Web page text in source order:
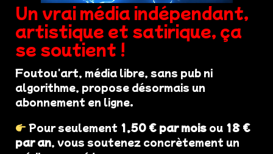
Un vrai média indépendant,
artistique et satirique, ça
se soutient !
Foutou'art, média libre, sans pub ni
algorithme, propose désormais un
abonnement en ligne.
Pour seulement 1,50 € par mois ou 18 €
par an, vous soutenez concrètement un